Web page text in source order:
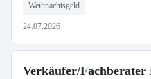
Weihnachtsgeld
24.07.2026
Verkäufer/